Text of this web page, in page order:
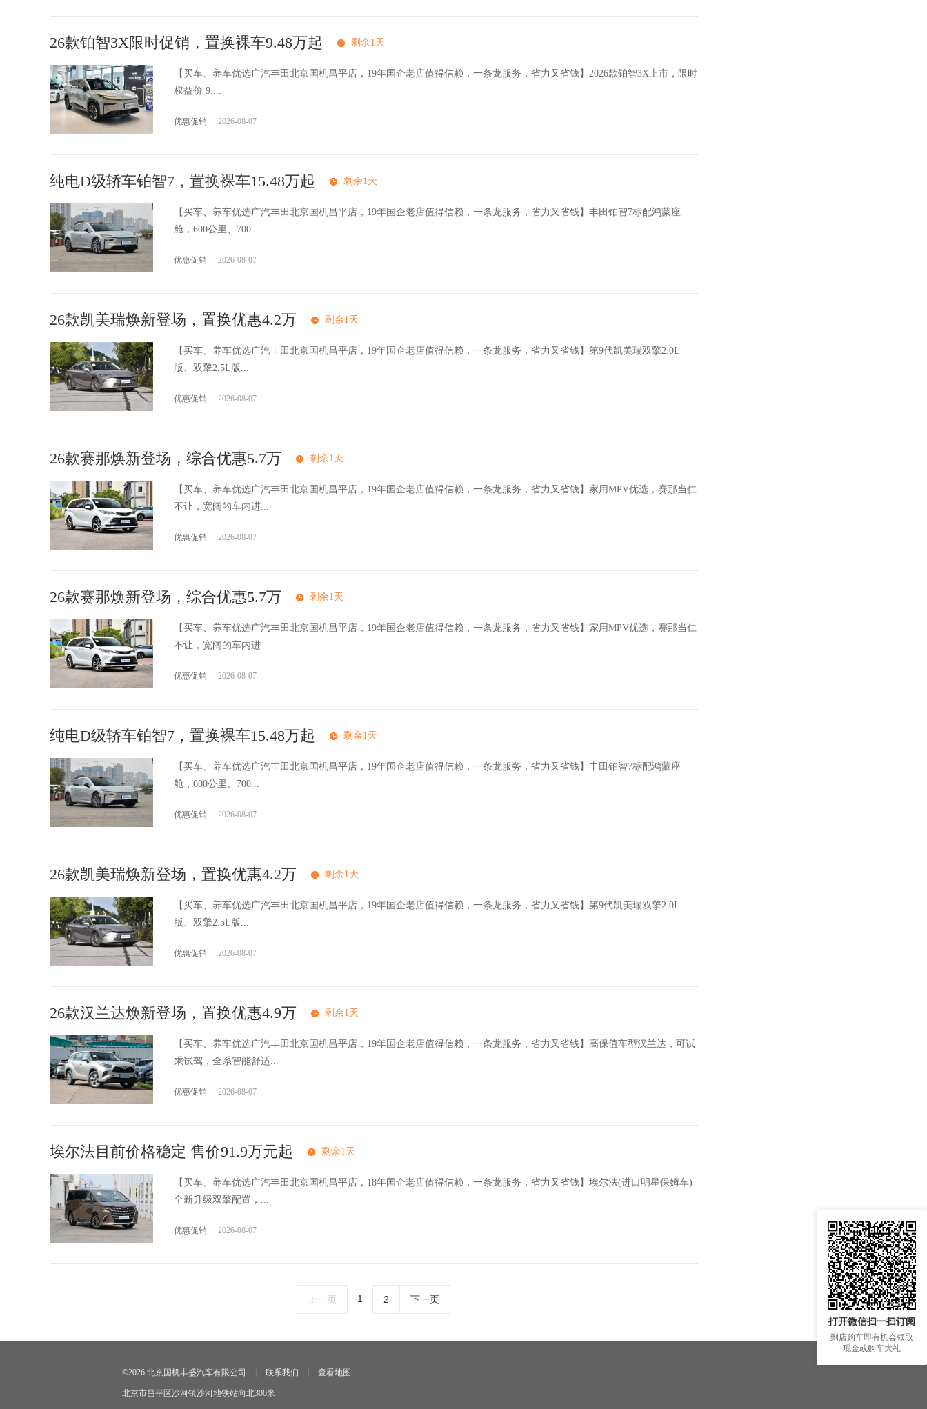
打开微信扫一扫订阅
到店购车即有机会领取
现金或购车大礼
26款铂智3X限时促销，置换裸车9.48万起 剩余1天
【买车、养车优选广汽丰田北京国机昌平店，19年国企老店值得信赖，一条龙服务，省力又省钱】‌2026款铂智3X上市，限时
权益价 9....
优惠促销 2026-08-07
纯电D级轿车铂智7，置换裸车15.48万起 剩余1天
【买车、养车优选广汽丰田北京国机昌平店，19年国企老店值得信赖，一条龙服务，省力又省钱】丰田铂智7标配鸿蒙座
舱，600公里、700...
优惠促销 2026-08-07
26款凯美瑞焕新登场，置换优惠4.2万 剩余1天
【买车、养车优选广汽丰田北京国机昌平店，19年国企老店值得信赖，一条龙服务，省力又省钱】第9代凯美瑞双擎2.0L
版、双擎2.5L版...
优惠促销 2026-08-07
26款赛那焕新登场，综合优惠5.7万 剩余1天
【买车、养车优选广汽丰田北京国机昌平店，19年国企老店值得信赖，一条龙服务，省力又省钱】家用MPV优选，赛那当仁
不让，宽阔的车内进...
优惠促销 2026-08-07
26款赛那焕新登场，综合优惠5.7万 剩余1天
【买车、养车优选广汽丰田北京国机昌平店，19年国企老店值得信赖，一条龙服务，省力又省钱】家用MPV优选，赛那当仁
不让，宽阔的车内进...
优惠促销 2026-08-07
纯电D级轿车铂智7，置换裸车15.48万起 剩余1天
【买车、养车优选广汽丰田北京国机昌平店，19年国企老店值得信赖，一条龙服务，省力又省钱】丰田铂智7标配鸿蒙座
舱，600公里、700...
优惠促销 2026-08-07
26款凯美瑞焕新登场，置换优惠4.2万 剩余1天
【买车、养车优选广汽丰田北京国机昌平店，19年国企老店值得信赖，一条龙服务，省力又省钱】第9代凯美瑞双擎2.0L
版、双擎2.5L版...
优惠促销 2026-08-07
26款汉兰达焕新登场，置换优惠4.9万 剩余1天
【买车、养车优选广汽丰田北京国机昌平店，19年国企老店值得信赖，一条龙服务，省力又省钱】高保值车型汉兰达，可试
乘试驾，全系智能舒适...
优惠促销 2026-08-07
埃尔法目前价格稳定 售价91.9万元起 剩余1天
【买车、养车优选广汽丰田北京国机昌平店，18年国企老店值得信赖，一条龙服务，省力又省钱】埃尔法(进口明星保姆车)
全新升级双擎配置，...
优惠促销 2026-08-07
上一页 1 2 下一页
©2026 北京国机丰盛汽车有限公司 联系我们 查看地图
北京市昌平区沙河镇沙河地铁站向北300米